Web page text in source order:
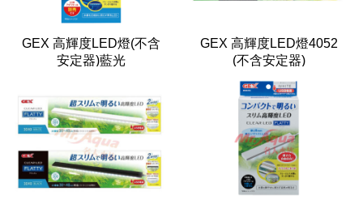
GEX 高輝度LED燈(不含
安定器)藍光
GEX 高輝度LED燈4052
(不含安定器)